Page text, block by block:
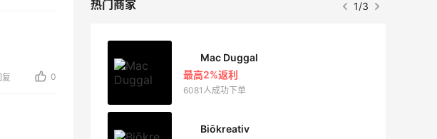
复 0
热门商家 1/3
Mac Duggal
最高2%返利
6081人成功下单
Biōkreativ